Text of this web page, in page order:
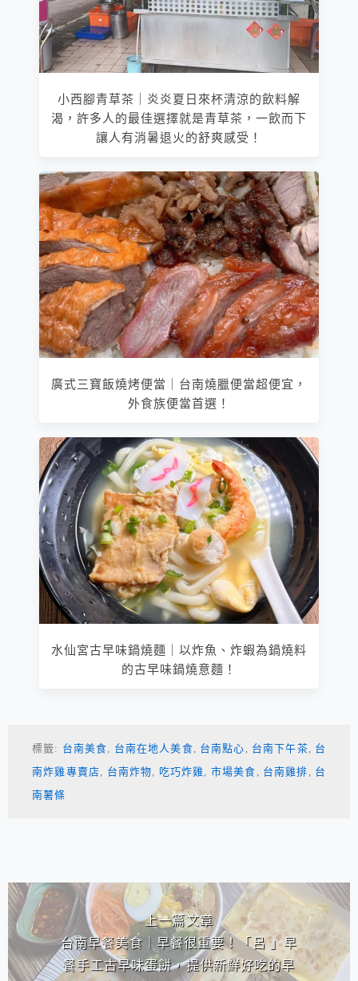
小西腳青草茶｜炎炎夏日來杯清涼的飲料解
渴，許多人的最佳選擇就是青草茶，一飲而下
讓人有消暑退火的舒爽感受！
廣式三寶飯燒烤便當｜台南燒臘便當超便宜，
外食族便當首選！
水仙宮古早味鍋燒麵｜以炸魚、炸蝦為鍋燒料
的古早味鍋燒意麵！
標籤: 台南美食, 台南在地人美食, 台南點心 , 台南下午茶, 台
南炸雞專賣店, 台南炸物, 吃巧炸雞, 市場美食 , 台南雞排 , 台
南薯條
相連文章
上一篇文章
台南早餐美食｜早餐很重要！「呂 」早
餐手工古早味蛋餅，提供新鮮好吃的早